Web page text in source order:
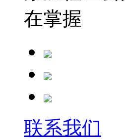
在掌握
联系我们